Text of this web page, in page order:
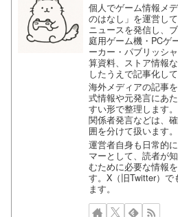
個人でゲーム情報メ
のはなし」を運営し
ニュースを発信し、
庭用ゲーム機・PCゲ
ーカー・パブリッシ
算資料、ストア情報
したうえで記事化して
海外メディアの記事
式情報や元発言にあ
すい形で整理します
関係者発言などは、
囲を分けて扱います。
運営者自身も日常的
マーとして、読者が
むために必要な情報
す。X（旧Twitter）
ます。